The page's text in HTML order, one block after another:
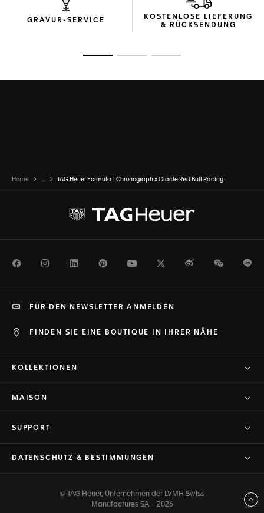
Das dreireihige Armband aus Titan Grad 2 kombiniert eine
robuste Konstruktion mit leichtem Tragekomfort. Eine
Faltschließe mit Sicherheitsdrückern und Verlängerungsglied
GRAVUR-SERVICE
KOSTENLOSE LIEFERUNG
& RÜCKSENDUNG
Home ... TAG Heuer Formula 1 Chronograph x Oracle Red Bull Racing
FacebookInstagramLinkedInPinterestYoutubeTwitterWeiboWeChat
FINDEN SIE EINE BOUTIQUE IN IHRER NÄHE
FÜR DEN NEWSLETTER ANMELDEN
KOLLEKTIONEN
MAISON
SUPPORT
DATENSCHUTZ & BESTIMMUNGEN
© TAG Heuer, Unternehmen der LVMH Swiss
Manufactures SA – 2026
Zurück nach oben